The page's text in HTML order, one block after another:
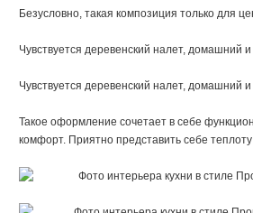
Безусловно, такая композиция только для
Чувствуется деревенский налет, домашний
Чувствуется деревенский налет, домашний
Такое оформление сочетает в себе
комфорт. Приятно представить себе